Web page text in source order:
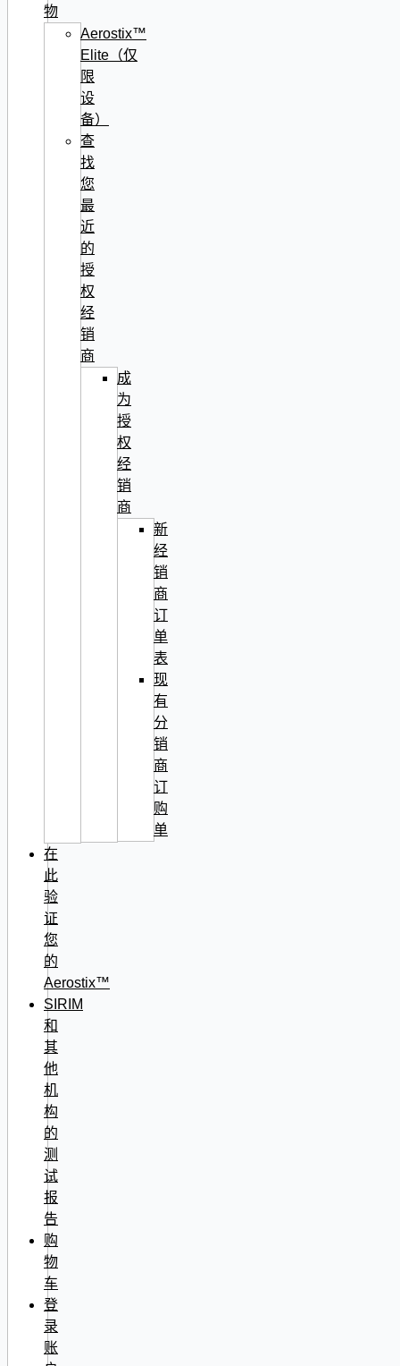
物
Aerostix™
Elite（仅
限
设
备）
查
找
您
最
近
的
授
权
经
销
商
成
为
授
权
经
销
商
新
经
销
商
订
单
表
现
有
分
销
商
订
购
单
在
此
验
证
您
的
Aerostix™
SIRIM
和
其
他
机
构
的
测
试
报
告
购
物
车
登
录
账